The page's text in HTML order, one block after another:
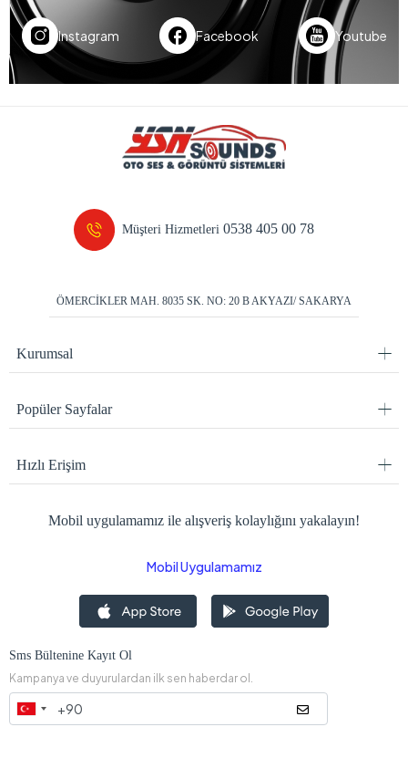
Instagram Facebook Youtube
Müşteri Hizmetleri0538 405 00 78
ÖMERCİKLER MAH. 8035 SK. NO: 20 B AKYAZI/ SAKARYA
Kurumsal
Popüler Sayfalar
Hızlı Erişim
Mobil uygulamamız ile alışveriş kolaylığını yakalayın!
Mobil Uygulamamız
Sms Bültenine Kayıt Ol
Kampanya ve duyurulardan ilk sen haberdar ol.